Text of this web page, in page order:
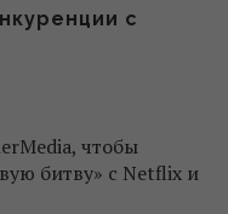
с
чтобы
битву» с Netflix и